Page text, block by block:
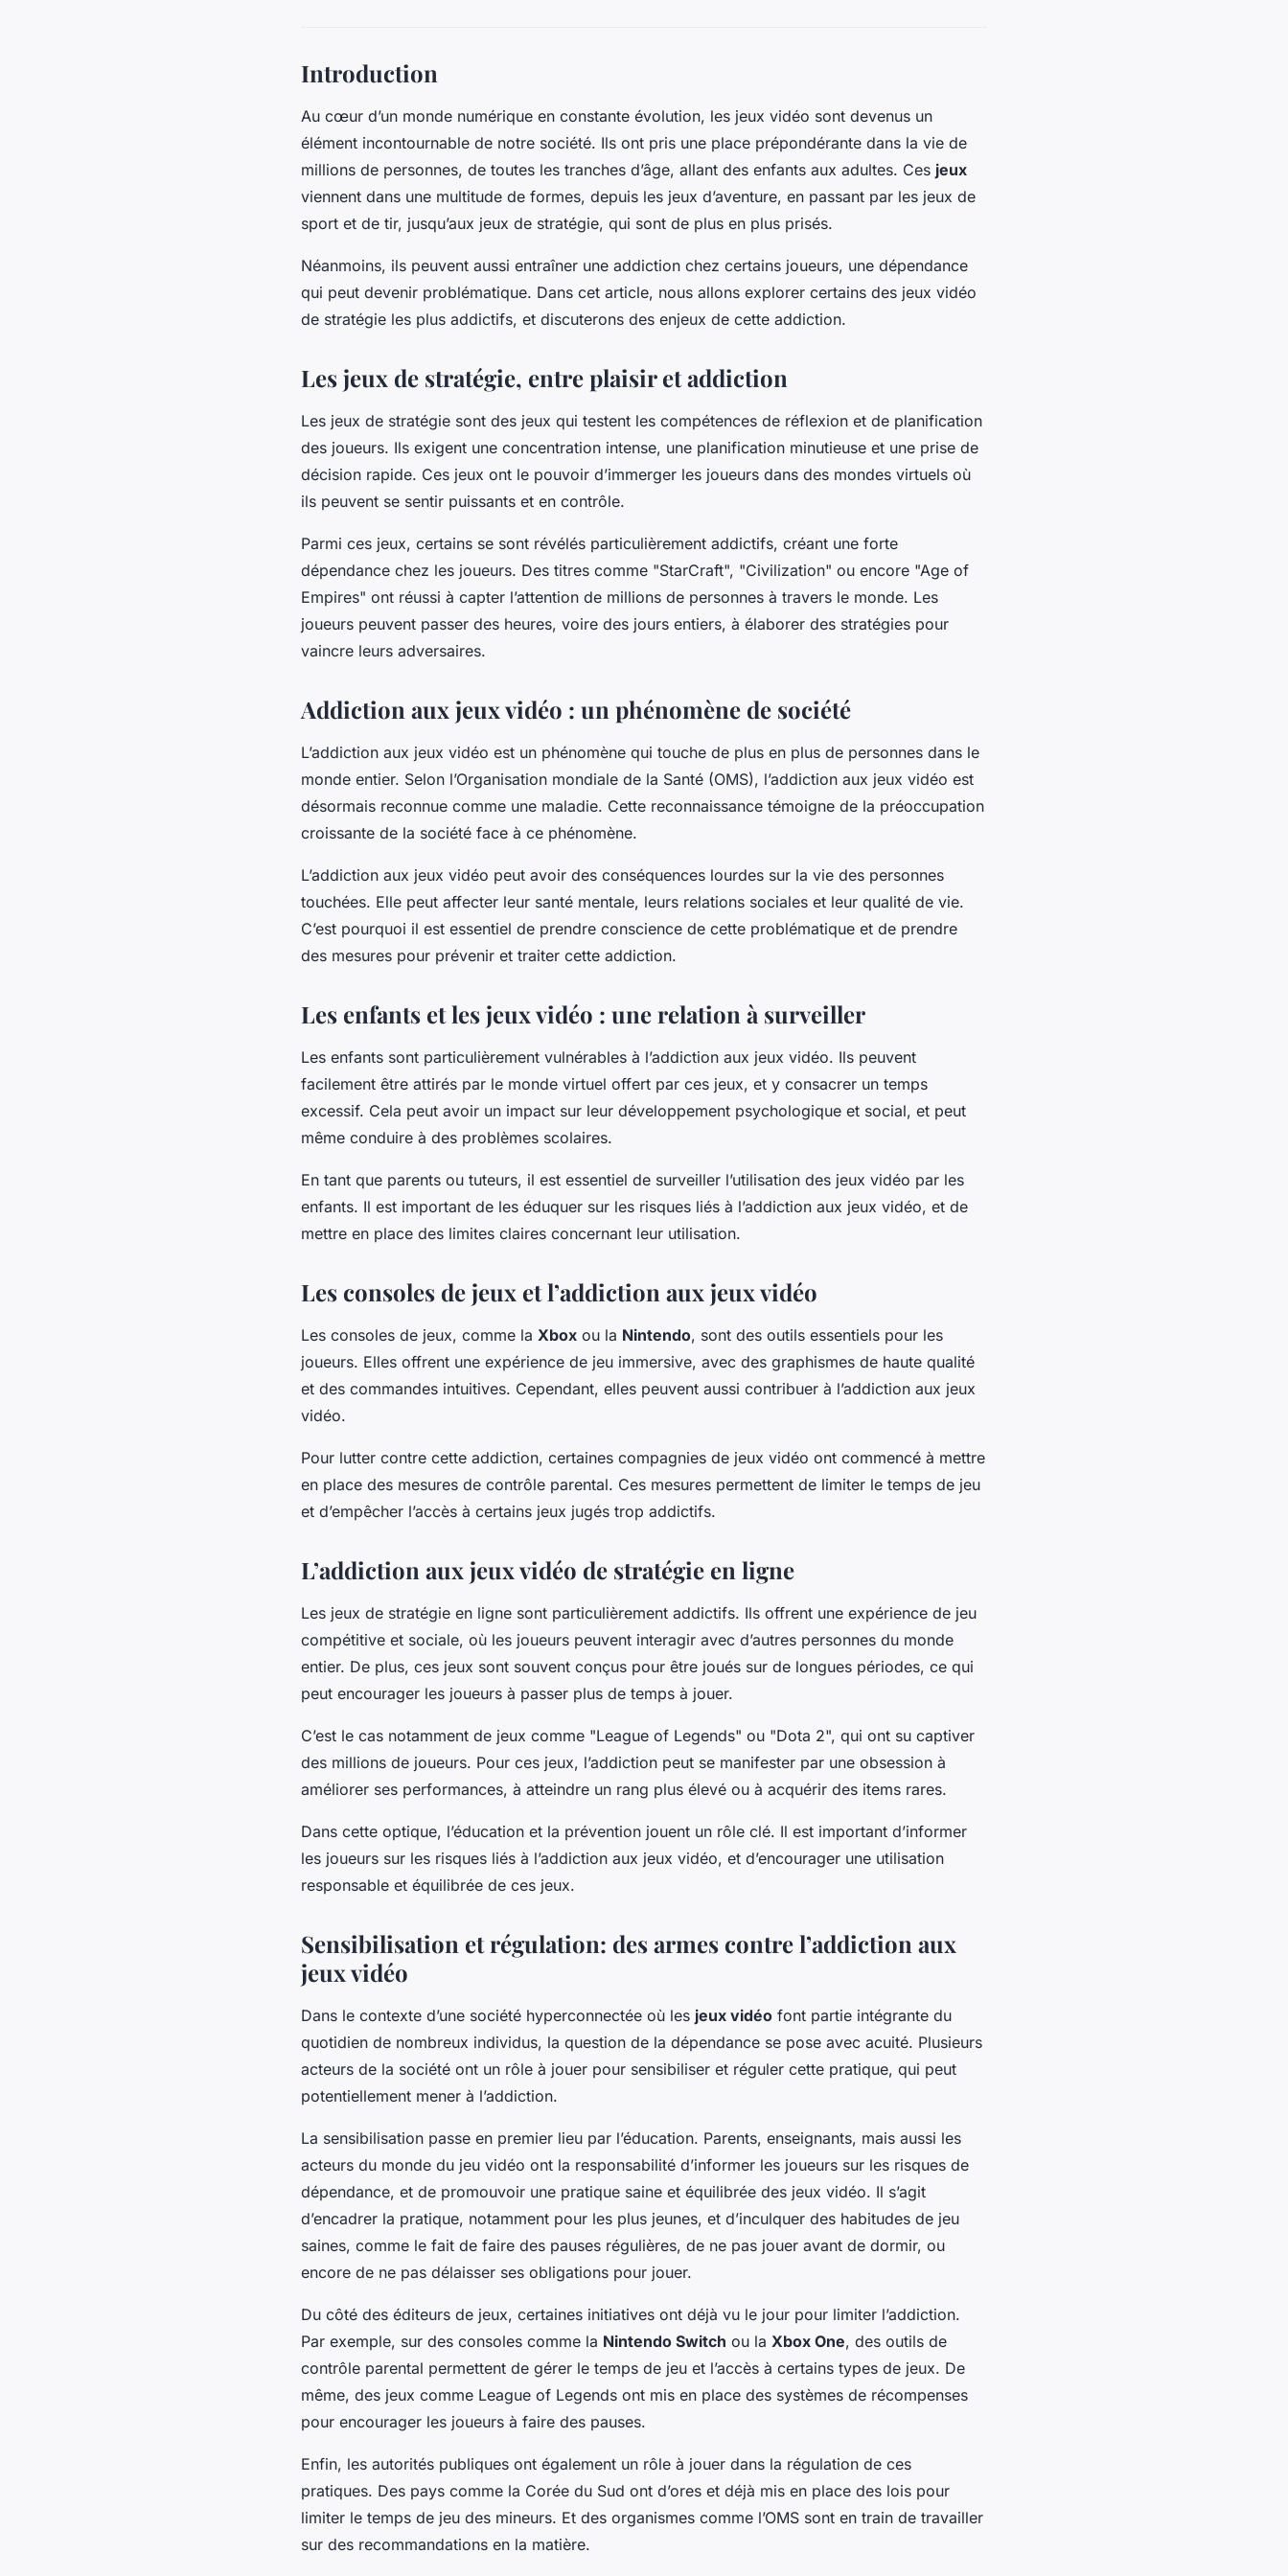
Introduction
Au cœur d’un monde numérique en constante évolution, les jeux vidéo sont devenus un
élément incontournable de notre société. Ils ont pris une place prépondérante dans la vie de
millions de personnes, de toutes les tranches d’âge, allant des enfants aux adultes. Ces jeux
viennent dans une multitude de formes, depuis les jeux d’aventure, en passant par les jeux de
sport et de tir, jusqu’aux jeux de stratégie, qui sont de plus en plus prisés.
Néanmoins, ils peuvent aussi entraîner une addiction chez certains joueurs, une dépendance
qui peut devenir problématique. Dans cet article, nous allons explorer certains des jeux vidéo
de stratégie les plus addictifs, et discuterons des enjeux de cette addiction.
Les jeux de stratégie, entre plaisir et addiction
Les jeux de stratégie sont des jeux qui testent les compétences de réflexion et de planification
des joueurs. Ils exigent une concentration intense, une planification minutieuse et une prise de
décision rapide. Ces jeux ont le pouvoir d’immerger les joueurs dans des mondes virtuels où
ils peuvent se sentir puissants et en contrôle.
Parmi ces jeux, certains se sont révélés particulièrement addictifs, créant une forte
dépendance chez les joueurs. Des titres comme "StarCraft", "Civilization" ou encore "Age of
Empires" ont réussi à capter l’attention de millions de personnes à travers le monde. Les
joueurs peuvent passer des heures, voire des jours entiers, à élaborer des stratégies pour
vaincre leurs adversaires.
Addiction aux jeux vidéo : un phénomène de société
L’addiction aux jeux vidéo est un phénomène qui touche de plus en plus de personnes dans le
monde entier. Selon l’Organisation mondiale de la Santé (OMS), l’addiction aux jeux vidéo est
désormais reconnue comme une maladie. Cette reconnaissance témoigne de la préoccupation
croissante de la société face à ce phénomène.
L’addiction aux jeux vidéo peut avoir des conséquences lourdes sur la vie des personnes
touchées. Elle peut affecter leur santé mentale, leurs relations sociales et leur qualité de vie.
C’est pourquoi il est essentiel de prendre conscience de cette problématique et de prendre
des mesures pour prévenir et traiter cette addiction.
Les enfants et les jeux vidéo : une relation à surveiller
Les enfants sont particulièrement vulnérables à l’addiction aux jeux vidéo. Ils peuvent
facilement être attirés par le monde virtuel offert par ces jeux, et y consacrer un temps
excessif. Cela peut avoir un impact sur leur développement psychologique et social, et peut
même conduire à des problèmes scolaires.
En tant que parents ou tuteurs, il est essentiel de surveiller l’utilisation des jeux vidéo par les
enfants. Il est important de les éduquer sur les risques liés à l’addiction aux jeux vidéo, et de
mettre en place des limites claires concernant leur utilisation.
Les consoles de jeux et l’addiction aux jeux vidéo
Les consoles de jeux, comme la Xbox ou la Nintendo, sont des outils essentiels pour les
joueurs. Elles offrent une expérience de jeu immersive, avec des graphismes de haute qualité
et des commandes intuitives. Cependant, elles peuvent aussi contribuer à l’addiction aux jeux
vidéo.
Pour lutter contre cette addiction, certaines compagnies de jeux vidéo ont commencé à mettre
en place des mesures de contrôle parental. Ces mesures permettent de limiter le temps de jeu
et d’empêcher l’accès à certains jeux jugés trop addictifs.
L’addiction aux jeux vidéo de stratégie en ligne
Les jeux de stratégie en ligne sont particulièrement addictifs. Ils offrent une expérience de jeu
compétitive et sociale, où les joueurs peuvent interagir avec d’autres personnes du monde
entier. De plus, ces jeux sont souvent conçus pour être joués sur de longues périodes, ce qui
peut encourager les joueurs à passer plus de temps à jouer.
C’est le cas notamment de jeux comme "League of Legends" ou "Dota 2", qui ont su captiver
des millions de joueurs. Pour ces jeux, l’addiction peut se manifester par une obsession à
améliorer ses performances, à atteindre un rang plus élevé ou à acquérir des items rares.
Dans cette optique, l’éducation et la prévention jouent un rôle clé. Il est important d’informer
les joueurs sur les risques liés à l’addiction aux jeux vidéo, et d’encourager une utilisation
responsable et équilibrée de ces jeux.
Sensibilisation et régulation: des armes contre l’addiction aux
jeux vidéo
Dans le contexte d’une société hyperconnectée où les jeux vidéo font partie intégrante du
quotidien de nombreux individus, la question de la dépendance se pose avec acuité. Plusieurs
acteurs de la société ont un rôle à jouer pour sensibiliser et réguler cette pratique, qui peut
potentiellement mener à l’addiction.
La sensibilisation passe en premier lieu par l’éducation. Parents, enseignants, mais aussi les
acteurs du monde du jeu vidéo ont la responsabilité d’informer les joueurs sur les risques de
dépendance, et de promouvoir une pratique saine et équilibrée des jeux vidéo. Il s’agit
d’encadrer la pratique, notamment pour les plus jeunes, et d’inculquer des habitudes de jeu
saines, comme le fait de faire des pauses régulières, de ne pas jouer avant de dormir, ou
encore de ne pas délaisser ses obligations pour jouer.
Du côté des éditeurs de jeux, certaines initiatives ont déjà vu le jour pour limiter l’addiction.
Par exemple, sur des consoles comme la Nintendo Switch ou la Xbox One, des outils de
contrôle parental permettent de gérer le temps de jeu et l’accès à certains types de jeux. De
même, des jeux comme League of Legends ont mis en place des systèmes de récompenses
pour encourager les joueurs à faire des pauses.
Enfin, les autorités publiques ont également un rôle à jouer dans la régulation de ces
pratiques. Des pays comme la Corée du Sud ont d’ores et déjà mis en place des lois pour
limiter le temps de jeu des mineurs. Et des organismes comme l’OMS sont en train de travailler
sur des recommandations en la matière.